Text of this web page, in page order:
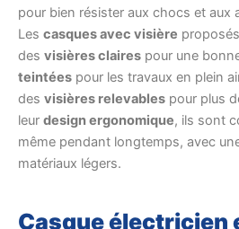
pour bien résister aux chocs et aux
Les casques avec visière
des visières claires pour une
teintées pour les travaux en plein
des visières relevables pour plus
leur design ergonomique, ils sont
même pendant longtemps, avec
matériaux légers.
Casque électricien